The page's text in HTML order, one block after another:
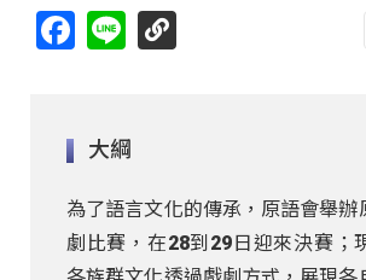
Facebook
Line
大綱
為了語言文化的傳承，原語會舉辦
劇比賽，在28到29日迎來決賽；